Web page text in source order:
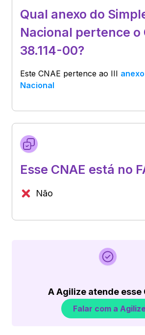
Qual anexo do
Nacional pertence o
38.114-00?
Este CNAE pertence ao III
Nacional
Esse CNAE está no
Não
A Agilize atende esse
Falar com a